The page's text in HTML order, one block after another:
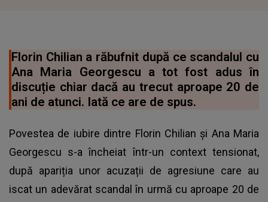
Florin Chilian a răbufnit după ce scandalul cu
Ana Maria Georgescu a tot fost adus în
discuție chiar dacă au trecut aproape 20 de
ani de atunci. Iată ce are de spus.
Povestea de iubire dintre Florin Chilian și Ana Maria
Georgescu s-a încheiat într-un context tensionat,
după apariția unor acuzații de agresiune care au
iscat un adevărat scandal în urmă cu aproape 20 de